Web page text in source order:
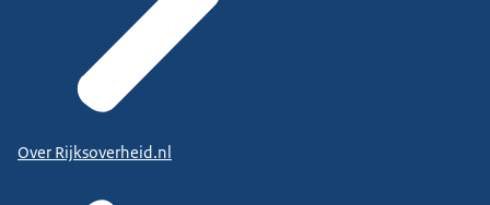
Over Rijksoverheid.nl